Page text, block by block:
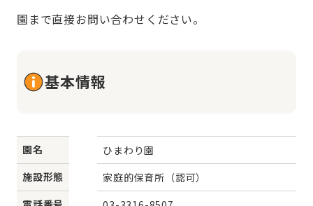
園まで直接お問い合わせください。
基本情報
園名
ひまわり園
施設形態
家庭的保育所（認可）